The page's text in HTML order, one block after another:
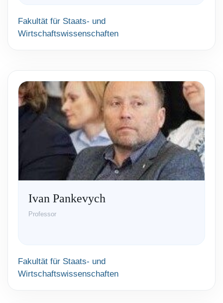
Fakultät für Staats- und
Wirtschaftswissenschaften
Ivan Pankevych
Professor
Fakultät für Staats- und
Wirtschaftswissenschaften